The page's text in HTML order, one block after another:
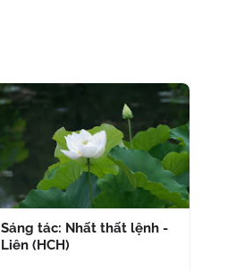
Sáng tác: Nhất thất lệnh -
Liên (HCH)